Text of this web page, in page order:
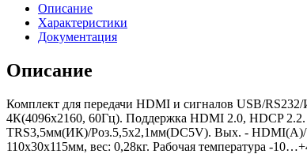
Описание
Характеристики
Документация
Описание
Комплект для передачи HDMI и сигналов USB/
4К(4096х2160, 60Гц). Поддержка HDMI 2.0, HDCP
TRS3,5мм(ИК)/Роз.5,5x2,1мм(DC5V). Вых. - HDMI(A)/
110x30x115мм, вес: 0,28кг. Рабочая температура -